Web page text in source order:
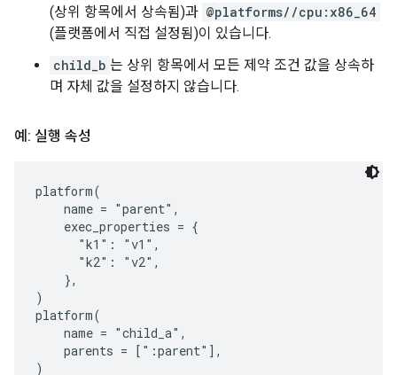
(상위 항목에서 상속됨)과 @platforms//cpu:x86_64
(플랫폼에서 직접 설정됨)이 있습니다.
child_b 는 상위 항목에서 모든 제약 조건 값을 상속하
며 자체 값을 설정하지 않습니다.
예: 실행 속성
platform(
    name = "parent",
    exec_properties = {
      "k1": "v1",
      "k2": "v2",
    },
)
platform(
    name = "child_a",
    parents = [":parent"],
)